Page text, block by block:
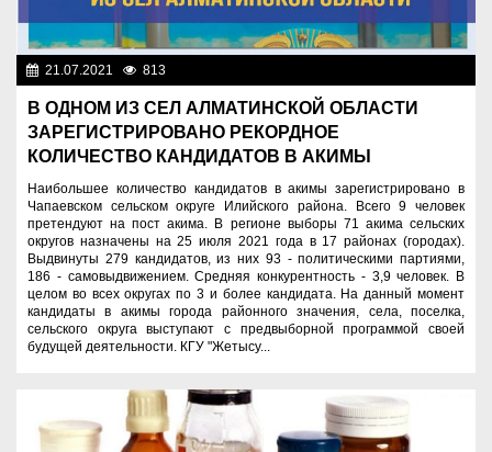
21.07.2021 813
В ОДНОМ ИЗ СЕЛ АЛМАТИНСКОЙ ОБЛАСТИ
ЗАРЕГИСТРИРОВАНО РЕКОРДНОЕ
КОЛИЧЕСТВО КАНДИДАТОВ В АКИМЫ
Наибольшее количество кандидатов в акимы зарегистрировано в
Чапаевском сельском округе Илийского района. Всего 9 человек
претендуют на пост акима. В регионе выборы 71 акима сельских
округов назначены на 25 июля 2021 года в 17 районах (городах).
Выдвинуты 279 кандидатов, из них 93 - политическими партиями,
186 - самовыдвижением. Средняя конкурентность - 3,9 человек. В
целом во всех округах по 3 и более кандидата. На данный момент
кандидаты в акимы города районного значения, села, поселка,
сельского округа выступают с предвыборной программой своей
будущей деятельности. КГУ "Жетысу...